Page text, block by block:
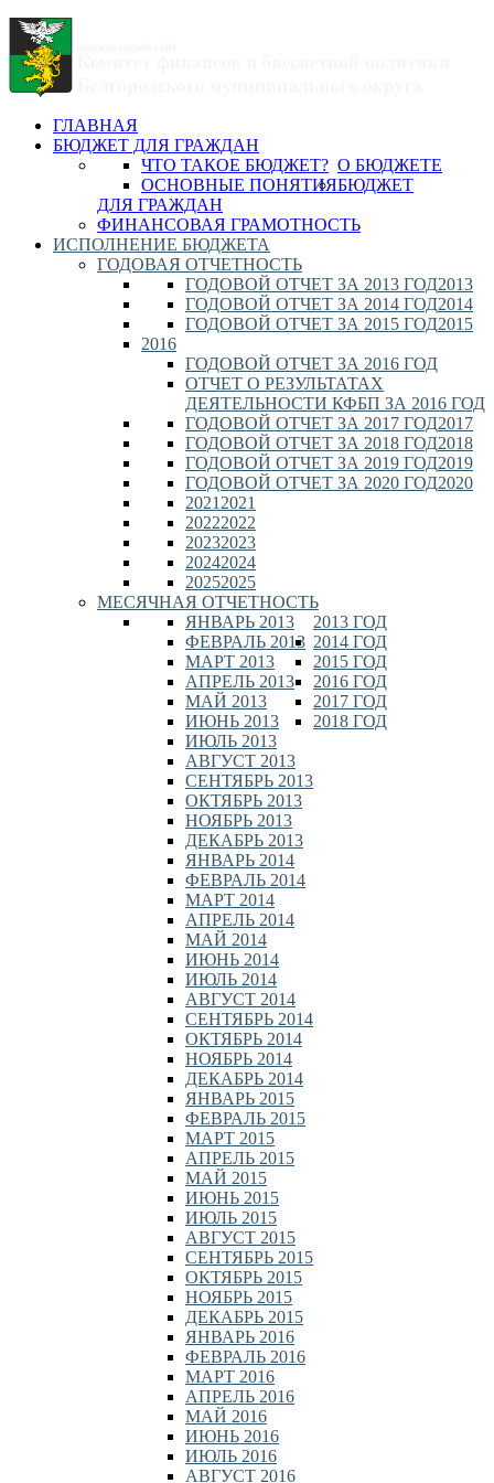
ГЛАВНАЯ
БЮДЖЕТ ДЛЯ ГРАЖДАН
О БЮДЖЕТЕ
ЧТО ТАКОЕ БЮДЖЕТ?
ОСНОВНЫЕ ПОНЯТИЯБЮДЖЕТ
ДЛЯ ГРАЖДАН
ФИНАНСОВАЯ ГРАМОТНОСТЬ
ИСПОЛНЕНИЕ БЮДЖЕТА
ГОДОВАЯ ОТЧЕТНОСТЬ
2013
ГОДОВОЙ ОТЧЕТ ЗА 2013 ГОД
2014
ГОДОВОЙ ОТЧЕТ ЗА 2014 ГОД
2015
ГОДОВОЙ ОТЧЕТ ЗА 2015 ГОД
2016
ГОДОВОЙ ОТЧЕТ ЗА 2016 ГОД
ОТЧЕТ О РЕЗУЛЬТАТАХ
ДЕЯТЕЛЬНОСТИ КФБП ЗА 2016 ГОД
2017
ГОДОВОЙ ОТЧЕТ ЗА 2017 ГОД
2018
ГОДОВОЙ ОТЧЕТ ЗА 2018 ГОД
2019
ГОДОВОЙ ОТЧЕТ ЗА 2019 ГОД
2020
ГОДОВОЙ ОТЧЕТ ЗА 2020 ГОД
2021
2021
2022
2022
2023
2023
2024
2024
2025
2025
МЕСЯЧНАЯ ОТЧЕТНОСТЬ
2013 ГОД
ЯНВАРЬ 2013
ФЕВРАЛЬ 2013
МАРТ 2013
АПРЕЛЬ 2013
МАЙ 2013
ИЮНЬ 2013
ИЮЛЬ 2013
АВГУСТ 2013
СЕНТЯБРЬ 2013
ОКТЯБРЬ 2013
НОЯБРЬ 2013
ДЕКАБРЬ 2013
2014 ГОД
ЯНВАРЬ 2014
ФЕВРАЛЬ 2014
МАРТ 2014
АПРЕЛЬ 2014
МАЙ 2014
ИЮНЬ 2014
ИЮЛЬ 2014
АВГУСТ 2014
СЕНТЯБРЬ 2014
ОКТЯБРЬ 2014
НОЯБРЬ 2014
ДЕКАБРЬ 2014
2015 ГОД
ЯНВАРЬ 2015
ФЕВРАЛЬ 2015
МАРТ 2015
АПРЕЛЬ 2015
МАЙ 2015
ИЮНЬ 2015
ИЮЛЬ 2015
АВГУСТ 2015
СЕНТЯБРЬ 2015
ОКТЯБРЬ 2015
НОЯБРЬ 2015
ДЕКАБРЬ 2015
2016 ГОД
ЯНВАРЬ 2016
ФЕВРАЛЬ 2016
МАРТ 2016
АПРЕЛЬ 2016
МАЙ 2016
ИЮНЬ 2016
ИЮЛЬ 2016
АВГУСТ 2016
2017 ГОД
2018 ГОД